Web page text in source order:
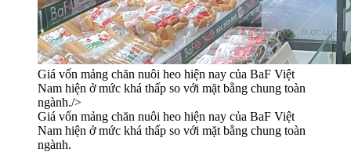
Giá vốn mảng chăn nuôi heo hiện nay của BaF Việt
Nam hiện ở mức khá thấp so với mặt bằng chung toàn
ngành./>
Giá vốn mảng chăn nuôi heo hiện nay của BaF Việt
Nam hiện ở mức khá thấp so với mặt bằng chung toàn
ngành.